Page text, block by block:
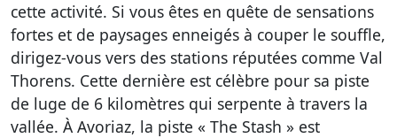
cette activité. Si vous êtes en quête de sensations
fortes et de paysages enneigés à couper le souffle,
dirigez-vous vers des stations réputées comme Val
Thorens. Cette dernière est célèbre pour sa piste
de luge de 6 kilomètres qui serpente à travers la
vallée. À Avoriaz, la piste « The Stash » est